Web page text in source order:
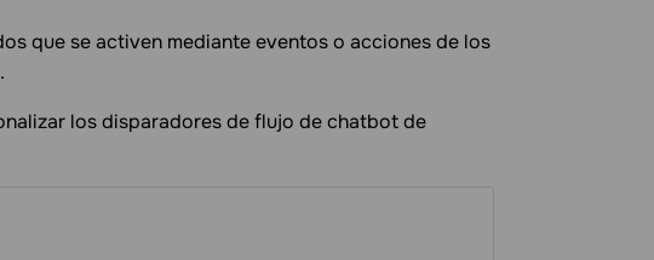
que se activen mediante eventos o acciones de los
los disparadores de flujo de chatbot de